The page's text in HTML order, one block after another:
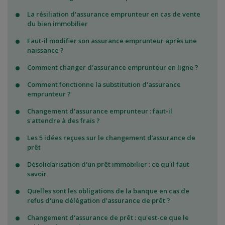
La résiliation d'assurance emprunteur en cas de vente
du bien immobilier
Faut-il modifier son assurance emprunteur après une
naissance ?
Comment changer d'assurance emprunteur en ligne ?
Comment fonctionne la substitution d'assurance
emprunteur ?
Changement d'assurance emprunteur : faut-il
s'attendre à des frais ?
Les 5 idées reçues sur le changement d’assurance de
prêt
Désolidarisation d'un prêt immobilier : ce qu'il faut
savoir
Quelles sont les obligations de la banque en cas de
refus d'une délégation d'assurance de prêt ?
Changement d'assurance de prêt : qu'est-ce que le